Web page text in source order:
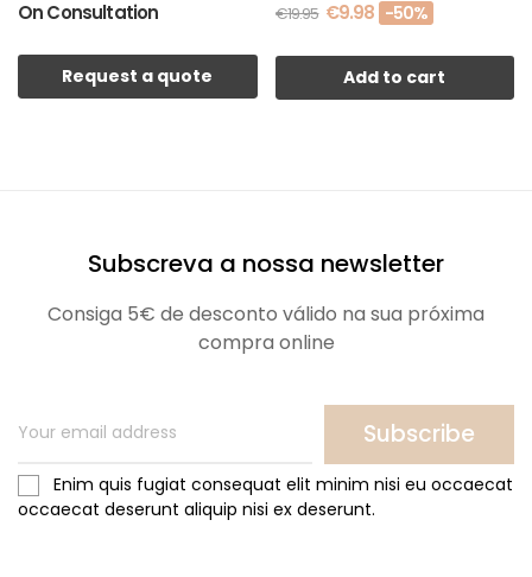
On Consultation
Request a quote
€19.95 €9.98 -50%
Add to cart
Subscreva a nossa newsletter
Consiga 5€ de desconto válido na sua próxima
compra online
Subscribe
Enim quis fugiat consequat elit minim nisi eu occaecat
occaecat deserunt aliquip nisi ex deserunt.